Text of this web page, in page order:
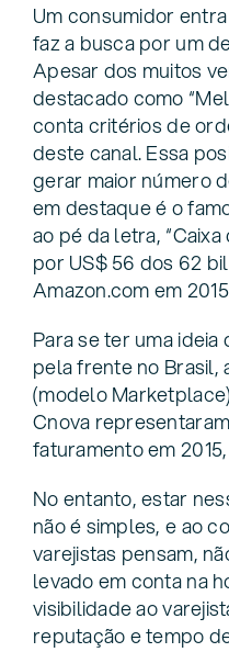
Um consumidor
faz a busca por um
Apesar dos muitos
destacado como
conta critérios de
deste canal. Essa
gerar maior número
em destaque é o
ao pé da letra,
por US$ 56 dos 62
Amazon.com em
Para se ter uma
pela frente no Brasil,
(modelo
Cnova
faturamento em
No entanto, estar
não é simples, e ao
varejistas pensam,
levado em conta na
visibilidade ao
reputação e tempo